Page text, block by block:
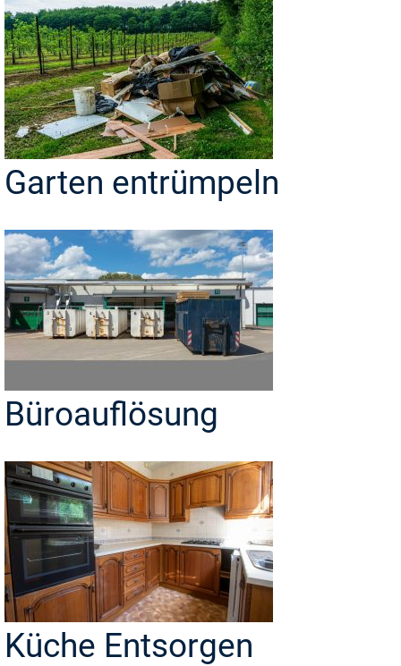
Garten entrümpeln
Büroauflösung
Küche Entsorgen